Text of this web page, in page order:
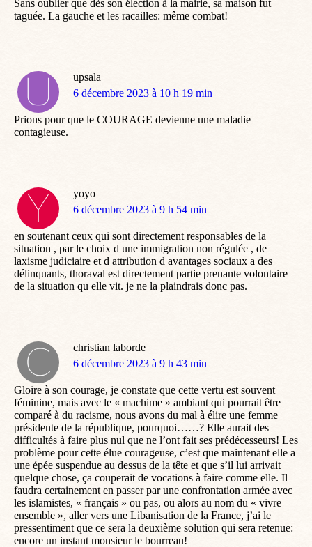
Sans oublier que dès son élection à la mairie, sa maison fut
taguée. La gauche et les racailles: même combat!
upsala
dit
6 décembre 2023 à 10 h 19 min
Prions pour que le COURAGE devienne une maladie
contagieuse.
yoyo
dit
6 décembre 2023 à 9 h 54 min
en soutenant ceux qui sont directement responsables de la
situation , par le choix d une immigration non régulée , de
laxisme judiciaire et d attribution d avantages sociaux a des
délinquants, thoraval est directement partie prenante volontaire
de la situation qu elle vit. je ne la plaindrais donc pas.
christian laborde
dit
6 décembre 2023 à 9 h 43 min
Gloire à son courage, je constate que cette vertu est souvent
féminine, mais avec le « machime » ambiant qui pourrait être
comparé à du racisme, nous avons du mal à élire une femme
présidente de la république, pourquoi……? Elle aurait des
difficultés à faire plus nul que ne l’ont fait ses prédécesseurs! Les
problème pour cette élue courageuse, c’est que maintenant elle a
une épée suspendue au dessus de la tête et que s’il lui arrivait
quelque chose, ça couperait de vocations à faire comme elle. Il
faudra certainement en passer par une confrontation armée avec
les islamistes, « français » ou pas, ou alors au nom du « vivre
ensemble », aller vers une Libanisation de la France, j’ai le
pressentiment que ce sera la deuxième solution qui sera retenue:
encore un instant monsieur le bourreau!